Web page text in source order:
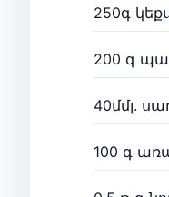
250գ
200 գ
40մմլ.
100 գ